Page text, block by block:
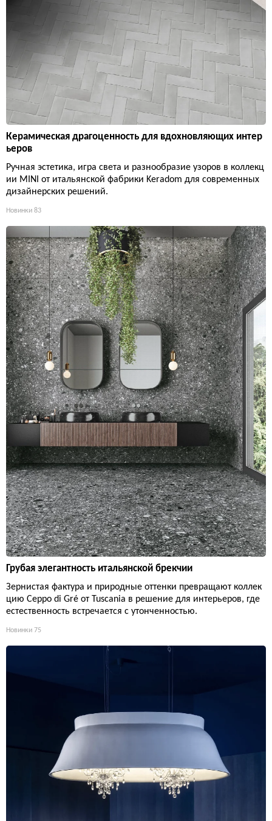
Керамическая драгоценность для вдохновляющих интер
ьеров
Ручная эстетика, игра света и разнообразие узоров в коллекц
ии MINI от итальянской фабрики Keradom для современных
дизайнерских решений.
Новинки 83
Грубая элегантность итальянской брекчии
Зернистая фактура и природные оттенки превращают коллек
цию Ceppo di Gré от Tuscania в решение для интерьеров, где
естественность встречается с утонченностью.
Новинки 75